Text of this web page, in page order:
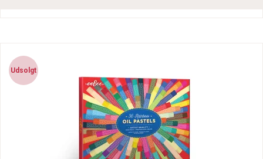
Udsolgt